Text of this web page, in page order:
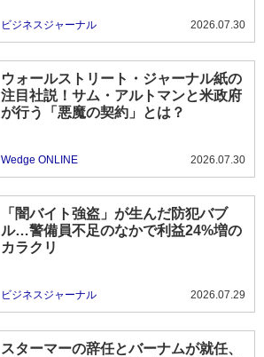
ビジネスジャーナル 2026.07.30
ウォールストリート・ジャーナル紙の
注目社説！サム・アルトマンと米政府
が行う「悪魔の契約」とは？
Wedge ONLINE 2026.07.30
「闇バイト強盗」が生んだ防犯バブ
ル…警備員不足のなかで利益24%増の
カラクリ
ビジネスジャーナル 2026.07.29
スターマーの辞任とバーナムが就任、